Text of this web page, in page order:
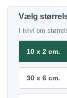
I tvivl om
10 x 2 cm.
30 x 6 cm.